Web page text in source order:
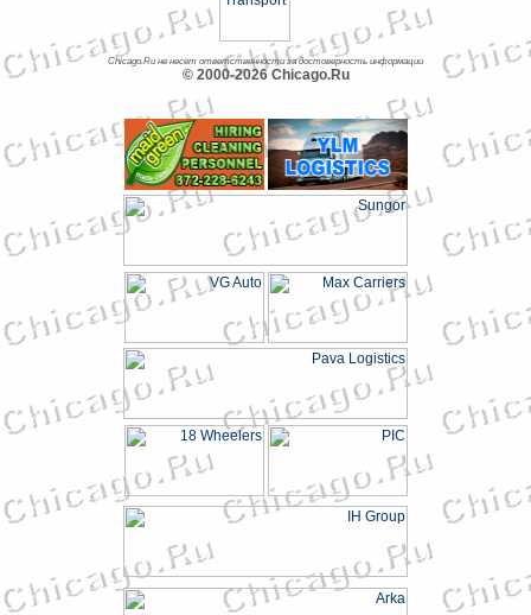
Chicago.Ru не несет ответственности за достоверность информации
© 2000-2026 Chicago.Ru